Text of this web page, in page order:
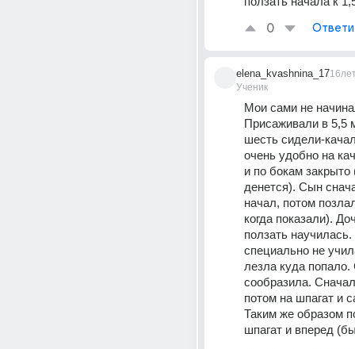
0
elena_kvashnina_17
Ученик
Мои сами не
Присаживали в 5,5
шесть сидели-
очень удобно на
и по бокам закрыто
денется). Сын
начал, потом
когда показали).
ползать
специально не
лезла куда
сообразила.
потом на шпагат и
Таким же образом
шпагат и вперед